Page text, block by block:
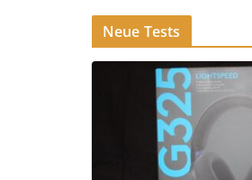
Neue Tests